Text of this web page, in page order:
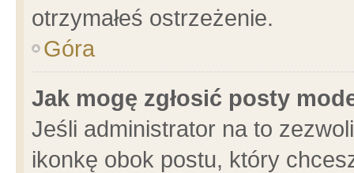
otrzymałeś ostrzeżenie.
Góra
Jak mogę zgłosić posty
Jeśli administrator na to
ikonkę obok postu, który